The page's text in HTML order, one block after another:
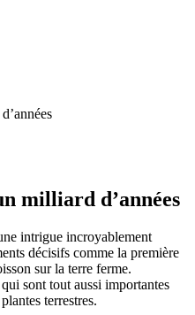
milliard d’années
intrigue incroyablement
décisifs comme la première
sur la terre ferme.
sont tout aussi importantes
terrestres.